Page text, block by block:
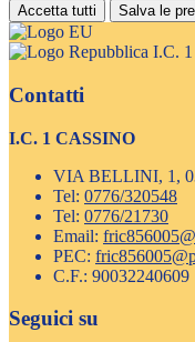
Accetta tutti Salva le
I.C.
Contatti
I.C. 1 CASSINO
VIA BELLINI, 1,
Tel: 0776/320548
Tel: 0776/21730
Email:
PEC:
C.F.: 90032240609
Seguici su